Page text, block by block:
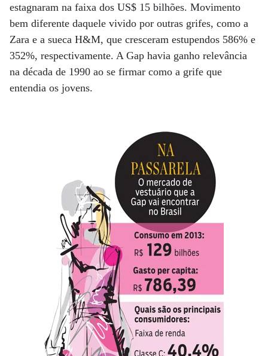
estagnaram na faixa dos US$ 15 bilhões. Movimento
bem diferente daquele vivido por outras grifes, como a
Zara e a sueca H&M, que cresceram estupendos 586% e
352%, respectivamente. A Gap havia ganho relevância
na década de 1990 ao se firmar como a grife que
entendia os jovens.